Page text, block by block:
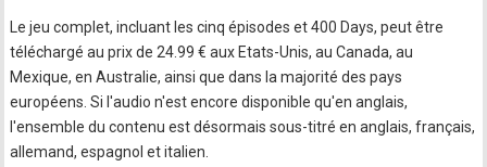
Le jeu complet, incluant les cinq épisodes et 400 Days, peut être
téléchargé au prix de 24.99 € aux Etats-Unis, au Canada, au
Mexique, en Australie, ainsi que dans la majorité des pays
européens. Si l'audio n'est encore disponible qu'en anglais,
l'ensemble du contenu est désormais sous-titré en anglais, français,
allemand, espagnol et italien.